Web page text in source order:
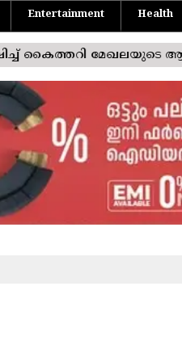
Entertainment Health